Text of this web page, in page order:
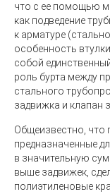
что с ее помощью
как подведение
к арматуре (
особенность
собой
роль бурта между
стального
задвижка и клапан
Общеизвестно, что
предназначенные
в значительную
выше задвижек,
полиэтиленовые